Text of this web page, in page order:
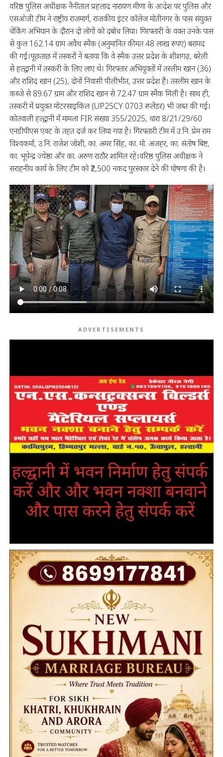
वरिष्ठ पुलिस अधीक्षक नैनीताल प्रहलाद नारायण मीणा के आदेश पर पुलिस और
एसओजी टीम ने राष्ट्रीय राजमार्ग, राजकीय इंटर कॉलेज मोतीनगर के पास संयुक्त
चेकिंग अभियान के दौरान दो लोगों को दबोच लिया। गिरफ्तारी के वक्त उनके पास
से कुल 162.14 ग्राम अवैध स्मैक (अनुमानित कीमत 48 लाख रुपए) बरामद
की गई।पूछताछ में तस्करों ने बताया कि वे स्मैक उत्तर प्रदेश के शीशगढ़, बरेली
से हल्द्वानी में तस्करी के लिए लाए थे। गिरफ्तार अभियुक्तों में तस्लीम खान (36)
और राशिद खान (25), दोनों निवासी पीलीभीत, उत्तर प्रदेश हैं। तस्लीम खान के
कब्जे से 89.67 ग्राम और राशिद खान से 72.47 ग्राम स्मैक मिली है। साथ ही,
तस्करी में प्रयुक्त मोटरसाइकिल (UP25CY 0703 स्प्लेंडर) भी जब्त की गई।
कोतवाली हल्द्वानी में मामला FIR संख्या 355/2025, धारा 8/21/29/60
एनडीपीएस एक्ट के तहत दर्ज कर लिया गया है। गिरफ्तारी टीम में उ.नि. प्रेम राम
विश्वकर्मा, उ.नि. राजेश जोशी, का. अमर सिंह, का. मो. अजहर, का. संतोष बिष्ट,
का. भूपेन्द्र ज्येष्ठा और का. अरुण राठौर शामिल रहे।वरिष्ठ पुलिस अधीक्षक ने
सराहनीय कार्य के लिए टीम को ₹2,500 नकद पुरस्कार देने की घोषणा की है।
ADVERTISEMENTS